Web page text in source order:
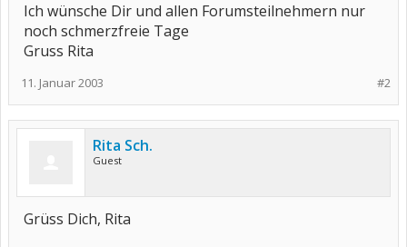
Ich wünsche Dir und allen Forumsteilnehmern nur
noch schmerzfreie Tage
Gruss Rita
#2
11. Januar 2003
Rita Sch.
Guest
Grüss Dich, Rita